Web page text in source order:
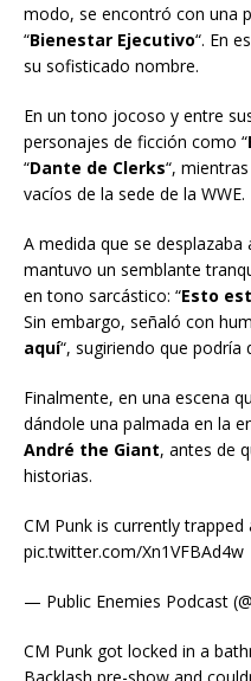
modo, se encontró con una
“Bienestar Ejecutivo“. En
su sofisticado nombre.
En un tono jocoso y entre
personajes de ficción como “
“Dante de Clerks“,
vacíos de la sede de la WWE.
A medida que se
mantuvo un semblante
en tono sarcástico: “Esto
Sin embargo, señaló con
aquí“, sugiriendo que podría
Finalmente, en una escena
dándole una palmada en la
André the Giant, antes de
historias.
CM Punk is currently trapped
pic.twitter.com/Xn1VFBAd4w
— Public Enemies Podcast
CM Punk got locked in a